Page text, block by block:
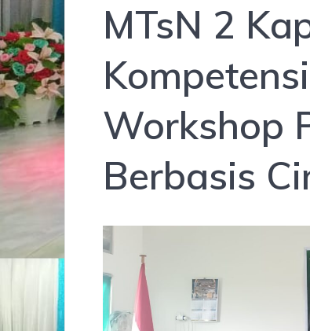
MTsN 2
Workshop
Berbasis